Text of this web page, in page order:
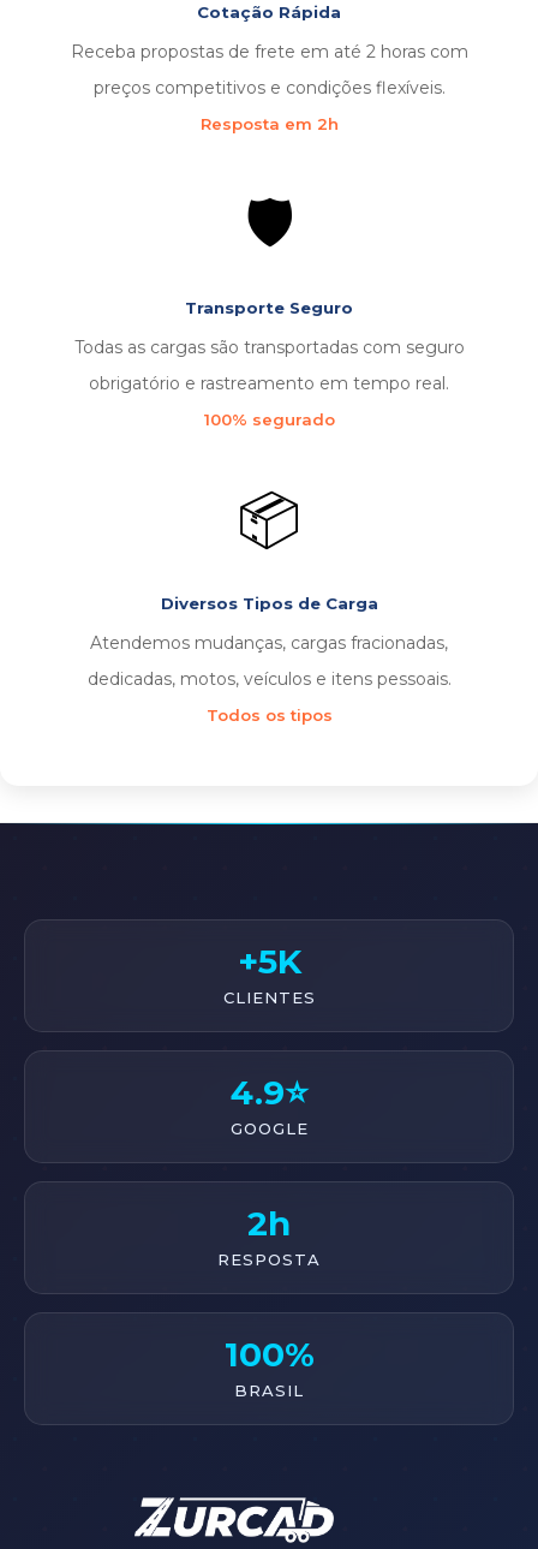
Cotação Rápida
Receba propostas de frete em até 2 horas com
preços competitivos e condições flexíveis.
Resposta em 2h
🛡️
Transporte Seguro
Todas as cargas são transportadas com seguro
obrigatório e rastreamento em tempo real.
100% segurado
📦
Diversos Tipos de Carga
Atendemos mudanças, cargas fracionadas,
dedicadas, motos, veículos e itens pessoais.
Todos os tipos
+5K
CLIENTES
4.9⭐
GOOGLE
2h
RESPOSTA
100%
BRASIL